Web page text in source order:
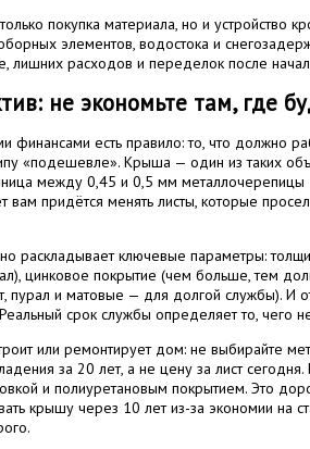
покупка материала, но и устройство
элементов, водостока и
лишних расходов и переделок после
не экономьте там, где
финансами есть правило: то, что должно
«подешевле». Крыша — один из таких
между 0,45 и 0,5 мм металлочерепицы
вам придётся менять листы, которые
раскладывает ключевые параметры:
цинковое покрытие (чем больше, тем
пурал и матовые — для долгой службы). И
срок службы определяет то, чего
или ремонтирует дом: не выбирайте
за 20 лет, а не цену за лист
и полиуретановым покрытием. Это
крышу через 10 лет из-за экономии на